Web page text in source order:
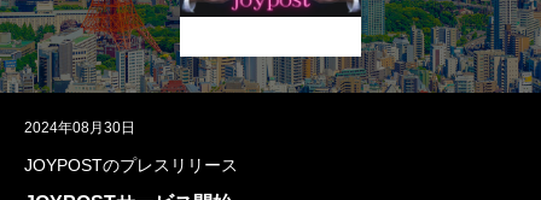
2024年08月30日
JOYPOSTのプレスリリース